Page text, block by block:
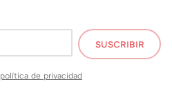
SUSCRIBIR
política de privacidad